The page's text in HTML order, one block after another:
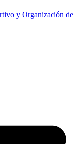
y Organización de